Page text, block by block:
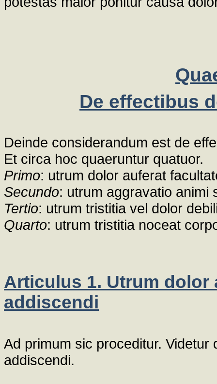
De effectibus
Deinde considerandum est de
Et circa hoc quaeruntur quatuor.
Primo: utrum dolor auferat
Secundo: utrum aggravatio animi
Tertio: utrum tristitia vel dolor
Quarto: utrum tristitia noceat
Articulus 1. Utrum dolor
addiscendi
Ad primum sic proceditur.
addiscendi.